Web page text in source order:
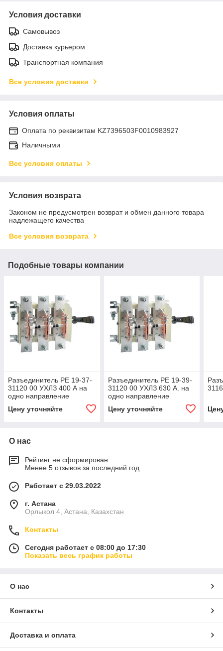
Условия доставки
Самовывоз
Доставка курьером
Транспортная компания
Все условия доставки
Условия оплаты
Оплата по реквизитам KZ7396503F0010983927
Наличными
Все условия оплаты
Условия возврата
Законом не предусмотрен возврат и обмен данного товара
надлежащего качества
Все условия возврата
Подобные товары компании
Разъединитель РЕ 19-37-
31120 00 УХЛЗ 400 А на
одно направление
Цену уточняйте
Разъединитель РЕ 19-39-
31120 00 УХЛЗ 630 А. на
одно направление
Цену уточняйте
О нас
Рейтинг не сформирован
Менее 5 отзывов за последний год
Работает с 29.03.2022
г. Астана
Орлыкол 4, Астана, Казахстан
Контакты
Сегодня работает с 08:00 до 17:30
Показать весь график работы
О нас
Контакты
Доставка и оплата